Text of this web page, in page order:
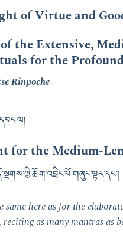
of Virtue and
the Extensive,
for the
Rinpoche
for the Medium-
same here as for the
as many mantras